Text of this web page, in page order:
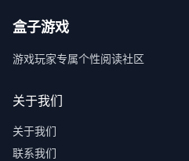
盒子游戏
游戏玩家专属个性阅读社区
关于我们
关于我们
联系我们